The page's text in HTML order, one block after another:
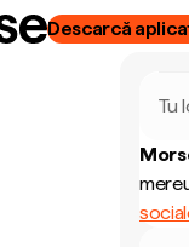
Descarcă
Tu